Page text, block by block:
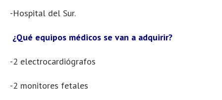
-Hospital del Sur.
¿Qué equipos médicos se van a adquirir?
-2 electrocardiógrafos
-2 monitores fetales